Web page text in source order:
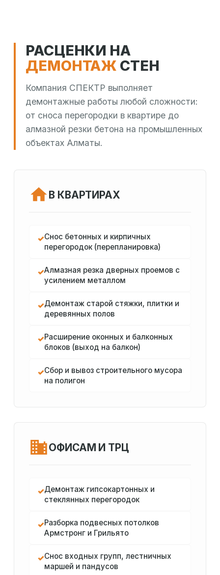
РАСЦЕНКИ НА
ДЕМОНТАЖ СТЕН
Компания СПЕКТР выполняет
демонтажные работы любой сложности:
от сноса перегородки в квартире до
алмазной резки бетона на промышленных
объектах Алматы.
В КВАРТИРАХ
✓Снос бетонных и кирпичных
перегородок (перепланировка)
✓Алмазная резка дверных проемов с
усилением металлом
✓Демонтаж старой стяжки, плитки и
деревянных полов
✓Расширение оконных и балконных
блоков (выход на балкон)
✓Сбор и вывоз строительного мусора
на полигон
ОФИСАМ И ТРЦ
✓Демонтаж гипсокартонных и
стеклянных перегородок
✓Разборка подвесных потолков
Армстронг и Грильято
✓Снос входных групп, лестничных
маршей и пандусов